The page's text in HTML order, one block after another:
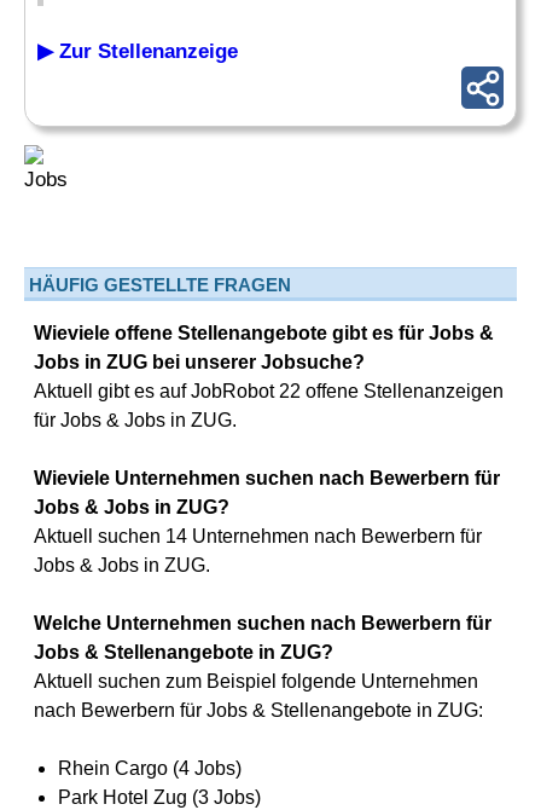
▶ Zur Stellenanzeige
HÄUFIG GESTELLTE FRAGEN
Wieviele offene Stellenangebote gibt es für Jobs &
Jobs in ZUG bei unserer Jobsuche?
Aktuell gibt es auf JobRobot 22 offene Stellenanzeigen
für Jobs & Jobs in ZUG.
Wieviele Unternehmen suchen nach Bewerbern für
Jobs & Jobs in ZUG?
Aktuell suchen 14 Unternehmen nach Bewerbern für
Jobs & Jobs in ZUG.
Welche Unternehmen suchen nach Bewerbern für
Jobs & Stellenangebote in ZUG?
Aktuell suchen zum Beispiel folgende Unternehmen
nach Bewerbern für Jobs & Stellenangebote in ZUG:
Rhein Cargo (4 Jobs)
Park Hotel Zug (3 Jobs)